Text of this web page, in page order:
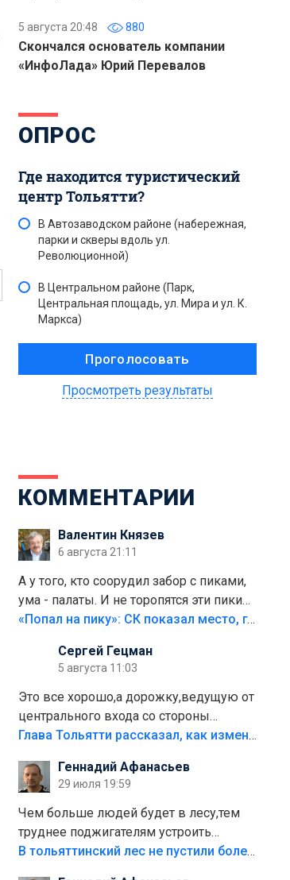
5 августа 20:48 880
Скончался основатель компании
«ИнфоЛада» Юрий Перевалов
ОПРОС
Где находится туристический
центр Тольятти?
В Автозаводском районе (набережная,
парки и скверы вдоль ул.
Революционной)
В Центральном районе (Парк,
Центральная площадь, ул. Мира и ул. К.
Маркса)
Просмотреть результаты
КОММЕНТАРИИ
Валентин Князев
6 августа 21:11
А у того, кто соорудил забор с пиками,
ума - палаты. И не торопятся эти пики
срезать
«Попал на пику»: СК показал место, где был смертельно травмирован ребенок в Тольятти
Сергей Гецман
5 августа 11:03
Это все хорошо,а дорожку,ведущую от
центрального входа со стороны
кафе"Мираж" к аттракционам слабо
плитки не хватило,т.к.осенью и зимой
лежала в парке и испортилась.Да
еще,видимо,часть украли.
Глава Тольятти рассказал, как изменится парк Центрального района
Геннадий Афанасьев
29 июля 19:59
Чем больше людей будет в лесу,тем
труднее поджигателям устроить
пожар.Тех кто разводит костры,тех
В тольяттинский лес не пустили более тысячи автомобилей